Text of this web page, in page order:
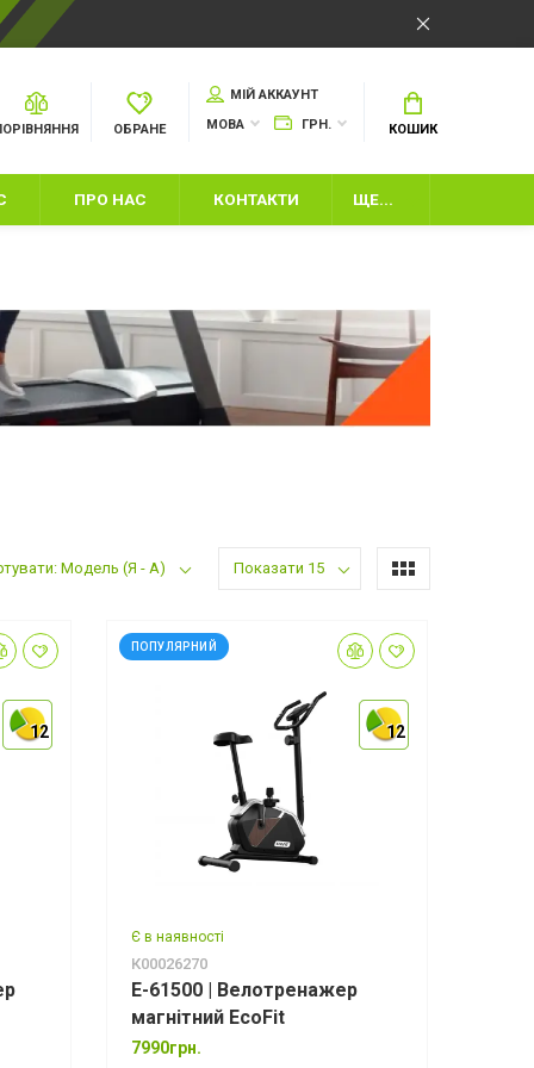
ОБРАНЕ
МІЙ АККАУНТ
МОВА
ГРН. КОШИК
ПРО НАС КОНТАКТИ ЩЕ...
Модель (Я - А) Показати 15
12
12
12 12
12
12
ПОПУЛЯРНИЙ
Є в наявності
К00026270
E-61500 | Велотренажер
магнітний EcoFit
7990грн.